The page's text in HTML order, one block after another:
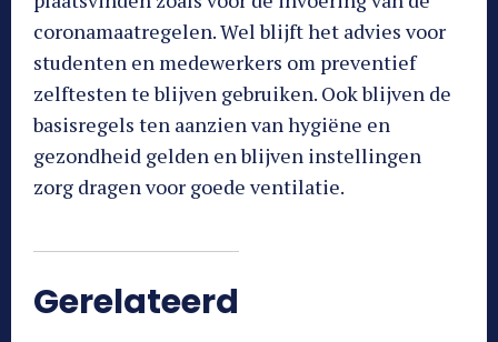
coronamaatregelen. Wel blijft het advies voor
studenten en medewerkers om preventief
zelftesten te blijven gebruiken. Ook blijven de
basisregels ten aanzien van hygiëne en
gezondheid gelden en blijven instellingen
zorg dragen voor goede ventilatie.
Gerelateerd